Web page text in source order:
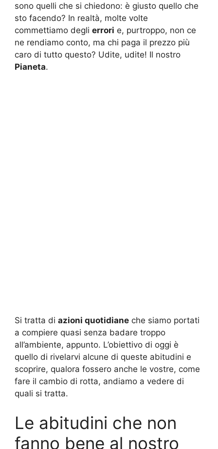
sono quelli che si chiedono: è giusto quello che
sto facendo? In realtà, molte volte
commettiamo degli errori e, purtroppo, non ce
ne rendiamo conto, ma chi paga il prezzo più
caro di tutto questo? Udite, udite! Il nostro
Pianeta.
Si tratta di azioni quotidiane che siamo portati
a compiere quasi senza badare troppo
all’ambiente, appunto. L’obiettivo di oggi è
quello di rivelarvi alcune di queste abitudini e
scoprire, qualora fossero anche le vostre, come
fare il cambio di rotta, andiamo a vedere di
quali si tratta.
Le abitudini che non
fanno bene al nostro